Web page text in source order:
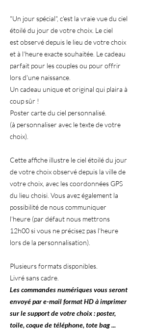
"Un jour spécial", c'est la vraie vue du ciel
étoilé du jour de votre choix. Le ciel
est observé depuis le lieu de votre choix
et à l'heure exacte souhaitée. Le cadeau
parfait pour les couples ou pour offrir
lors d'une naissance.
Un cadeau unique et original qui plaira à
coup sûr !
Poster carte du ciel personnalisé.
(à personnaliser avec le texte de votre
choix).
Cette affiche illustre le ciel étoilé du jour
de votre choix observé depuis la ville de
votre choix, avec les coordonnées GPS
du lieu choisi. Vous avez également la
possibilité de nous communiquer
l'heure (par défaut nous mettrons
12h00 si vous ne précisez pas l'heure
lors de la personnalisation).
Plusieurs formats disponibles.
Livré sans cadre.
Les commandes numériques vous seront
envoyé par e-mail format HD à imprimer
sur le support de votre choix : poster,
toile, coque de téléphone, tote bag ...